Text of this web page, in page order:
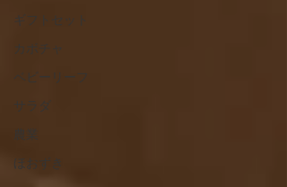
ギフトセット
カボチャ
ベビーリーフ
サラダ
農業
ほおずき